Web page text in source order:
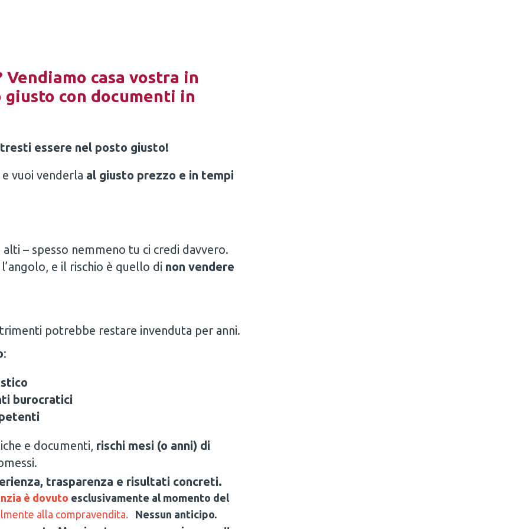
casa vostra in
con documenti in
essere nel posto giusto!
vuoi venderla al giusto prezzo e in tempi
– spesso nemmeno tu ci credi davvero.
e il rischio è quello di non vendere
potrebbe restare invenduta per anni.
:
burocratici
e documenti, rischi mesi (o anni) di
trasparenza e risultati concreti.
è dovuto esclusivamente al momento del
alla compravendita.
Nessun anticipo.